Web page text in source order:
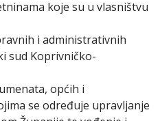
koje su u vlasništvu
i administrativnih
sud Koprivničko-
općih i
se određuje upravljanje